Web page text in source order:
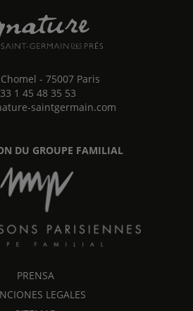
- 75007 Paris
1 45 48 35 53
saintgermain.com
DU GROUPE FAMILIAL
PRENSA
LEGALES